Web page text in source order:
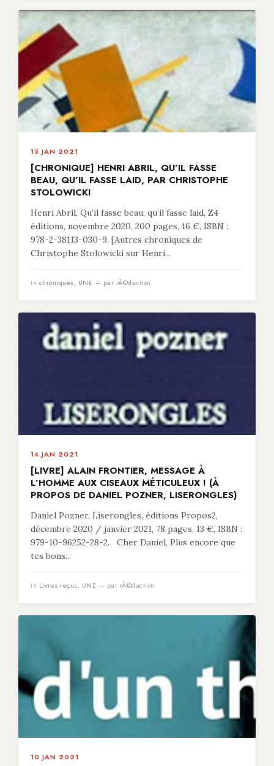
15 JAN 2021
[CHRONIQUE] HENRI ABRIL, QU’IL FASSE
BEAU, QU’IL FASSE LAID, PAR CHRISTOPHE
STOLOWICKI
Henri Abril, Qu’il fasse beau, qu’il fasse laid, Z4
éditions, novembre 2020, 200 pages, 16 €, ISBN :
978-2-38113-030-9. [Autres chroniques de
Christophe Stolowicki sur Henri...
in chroniques, UNE — par rÃ©daction
14 JAN 2021
[LIVRE] ALAIN FRONTIER, MESSAGE À
L’HOMME AUX CISEAUX MÉTICULEUX ! (À
PROPOS DE DANIEL POZNER, LISERONGLES)
Daniel Pozner, Liserongles, éditions Propos2,
décembre 2020 / janvier 2021, 78 pages, 13 €, ISBN :
979-10-96252-28-2. Cher Daniel, Plus encore que
tes bons...
in Livres reçus, UNE — par rÃ©daction
10 JAN 2021